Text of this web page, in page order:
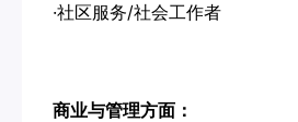
·社区服务/社会工作者
商业与管理方面：